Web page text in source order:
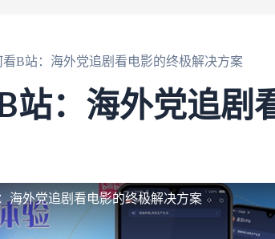
B站：海外党追剧看电影的终极解决方案
站：海外党追剧
海外党追剧看电影的终极解决方案